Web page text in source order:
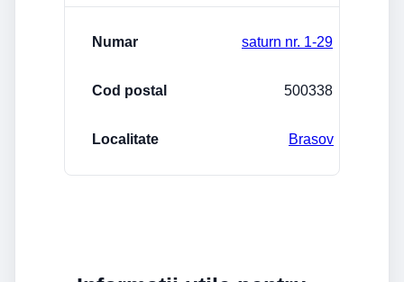
saturn nr. 1-29
500338
Brasov